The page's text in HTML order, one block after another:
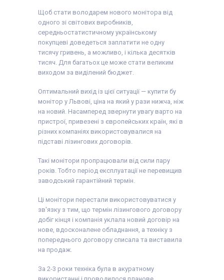
Щоб стати володарем нового монітора від
одного зі світових виробників,
середньостатистичному українському
покупцеві доведеться заплатити не одну
тисячу гривень, а можливо, і кілька десятків
тисяч. Для багатьох це може стати великим
виходом за виділений бюджет.
Оптимальний вихід із цієї ситуації — купити бу
монітор у Львові, ціна на який у рази нижча, ніж
на новий. Насамперед звернути увагу варто на
пристрої, привезені з європейських країн, які в
різних компаніях використовувалися на
підставі лізингових договорів.
Такі монітори пропрацювали від сили пару
років. Тобто період експлуатації не перевищив
заводський гарантійний термін.
Ці монітори перестали використовуватися у
зв'язку з тим, що термін лізингового договору
добіг кінця і компанія уклала новий договір на
нове, вдосконалене обладнання, а техніку з
попереднього договору списала та виставила
на продаж.
За 2-3 роки техніка була в акуратному